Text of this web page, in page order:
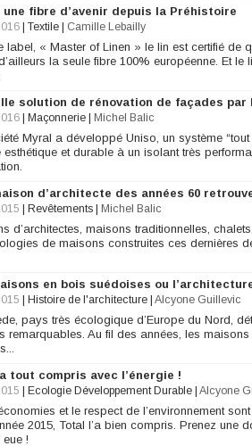
une fibre d’avenir depuis la Préhistoire
Textile Camille Lebailly
label, « Master of Linen » le lin est certifié de
la seule fibre 100% européenne. Et
solution de rénovation de façades par
Maçonnerie Michel Balic
Myral a développé Uniso, un système
et durable à un isolant très
d’architecte des années 60
Revêtements Michel Balic
d’architectes, maisons traditionnelles,
de maisons construites ces dernières
en bois suédoises ou
Histoire de l'architecture Alcyone Guillevic
pays très écologique d’Europe du Nord,
remarquables. Au fil des années, les
tout compris avec l’énergie !
Ecologie Développement Durable Alcyone
et le respect de l’environnement
2015, Total l’a bien compris. Prenez une
!